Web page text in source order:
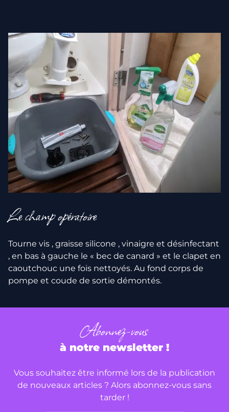
Le champ opératoire
Tourne vis , graisse silicone , vinaigre et désinfectant
, en bas à gauche le « bec de canard » et le clapet en
caoutchouc une fois nettoyés. Au fond corps de
pompe et coude de sortie démontés.
Abonnez-vous
à notre newsletter !
Vous souhaitez être informé lors de la publication
de nouveaux articles ? Alors abonnez-vous sans
tarder !